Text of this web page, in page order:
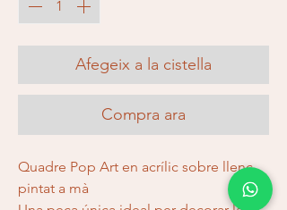
Afegeix a la cistella
Compra ara
Quadre Pop Art en acrílic sobre llenç
pintat a mà